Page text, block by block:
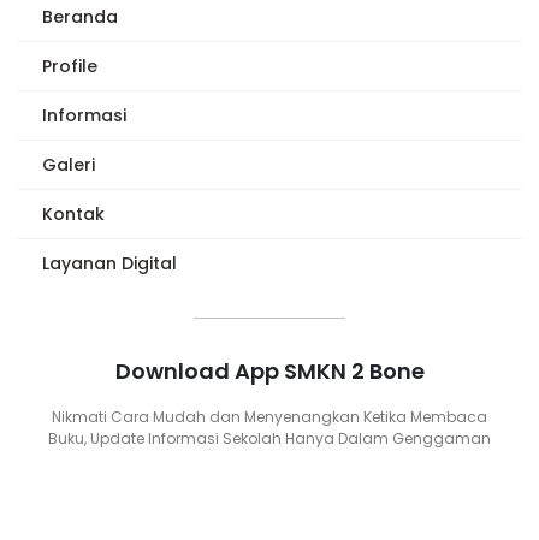
Beranda
Profile
Informasi
Galeri
Kontak
Layanan Digital
Download App SMKN 2 Bone
Nikmati Cara Mudah dan Menyenangkan Ketika Membaca
Buku, Update Informasi Sekolah Hanya Dalam Genggaman